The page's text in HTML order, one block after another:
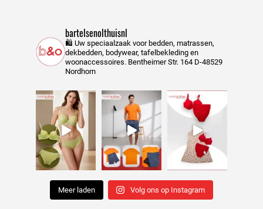
bartelsenolthuisnl
🛍️ Uw speciaalzaak voor bedden, matrassen,
dekbedden, bodywear, tafelbekleding en
woonaccessoires.Bentheimer Str. 164D-48529
Nordhorn
Meer laden Volg ons op Instagram